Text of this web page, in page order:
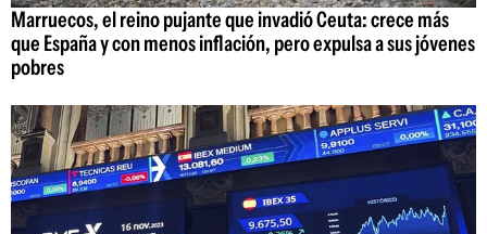
Marruecos, el reino pujante que invadió Ceuta: crece más
que España y con menos inflación, pero expulsa a sus jóvenes
pobres